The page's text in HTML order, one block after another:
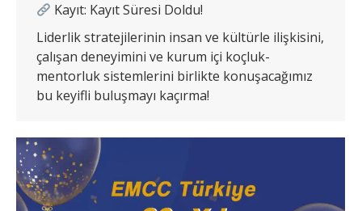
Kayıt: Kayıt Süresi Doldu!
Liderlik stratejilerinin insan ve kültürle ilişkisini,
çalışan deneyimini ve kurum içi koçluk-
mentorluk sistemlerini birlikte konuşacağımız
bu keyifli buluşmayı kaçırma!